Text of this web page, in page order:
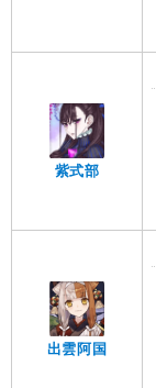
紫式部
出雲阿国